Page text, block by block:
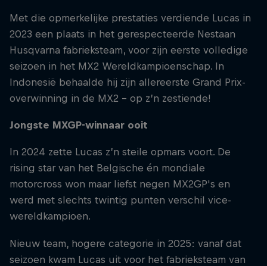
Met die opmerkelijke prestaties verdiende Lucas in
2023 een plaats in het gerespecteerde Nestaan
Husqvarna fabrieksteam, voor zijn eerste volledige
seizoen in het MX2 Wereldkampioenschap. In
Indonesië behaalde hij zijn allereerste Grand Prix-
overwinning in de MX2 – op z’n zestiende!
Jongste MXGP-winnaar ooit
In 2024 zette Lucas z’n steile opmars voort. De
rising star van het Belgische én mondiale
motorcross won maar liefst negen MX2GP's en
werd met slechts twintig punten verschil vice-
wereldkampioen.
Nieuw team, hogere categorie in 2025: vanaf dat
seizoen kwam Lucas uit voor het fabrieksteam van